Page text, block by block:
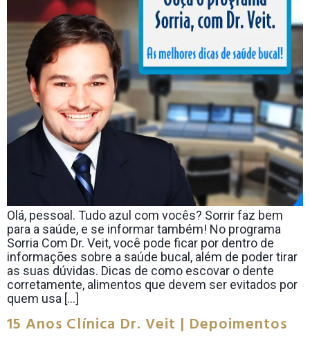
Olá, pessoal. Tudo azul com vocês? Sorrir faz bem
para a saúde, e se informar também! No programa
Sorria Com Dr. Veit, você pode ficar por dentro de
informações sobre a saúde bucal, além de poder tirar
as suas dúvidas. Dicas de como escovar o dente
corretamente, alimentos que devem ser evitados por
quem usa […]
15 Anos Clínica Dr. Veit | Depoimentos